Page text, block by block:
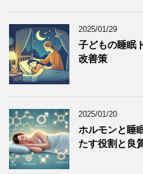
2025/01/29
子どもの睡眠
改善策
2025/01/20
ホルモンと睡
たす役割と良